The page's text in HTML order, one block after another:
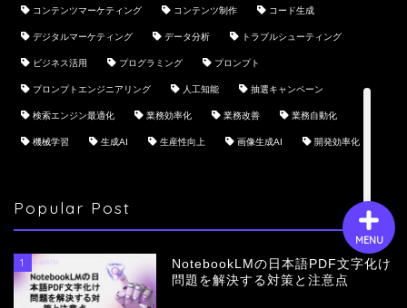
コンテンツマーケティング コンテンツ制作 コード生成
デジタルマーケティング データ分析 トラブルシューティング
ビジネス活用 プログラミング プロンプト
プロンプトエンジニアリング 人工知能 抽選キャンペーン
検索エンジン最適化 業務効率化 業務改善 業務自動化
機械学習 生成AI 生産性向上 画像生成AI 開発効率化
Popular Post
1
NotebookLMの日本語PDF文字化け
問題を解決する対策と注意点
MENU
サービス
お問い合わせ